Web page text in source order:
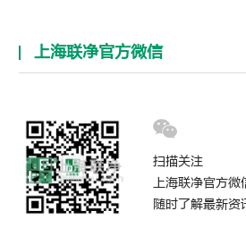
上海联净官方微信
扫描关注
上海联净官方微
随时了解最新资